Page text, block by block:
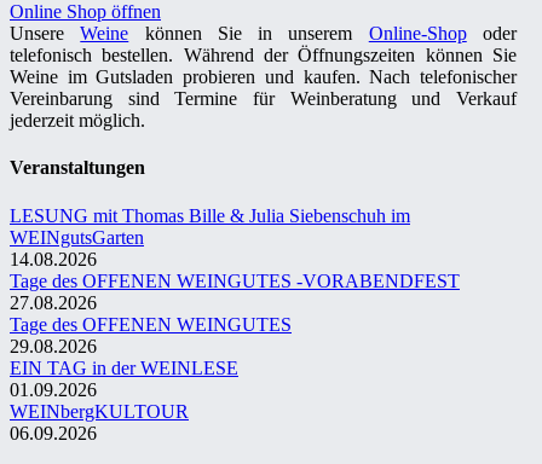
Online Shop öffnen
UnsereWeine können Sie in unserem Online-Shopoder
telefonisch bestellen. Während der Öffnungszeiten können Sie
Weine im Gutsladen probieren und kaufen. Nach telefonischer
Vereinbarung sind Termine für Weinberatung und Verkauf
jederzeit möglich.
Veranstaltungen
LESUNG mit Thomas Bille & Julia Siebenschuh im
WEINgutsGarten
14.08.2026
Tage des OFFENEN WEINGUTES -VORABENDFEST
27.08.2026
Tage des OFFENEN WEINGUTES
29.08.2026
EIN TAG in der WEINLESE
01.09.2026
WEINbergKULTOUR
06.09.2026